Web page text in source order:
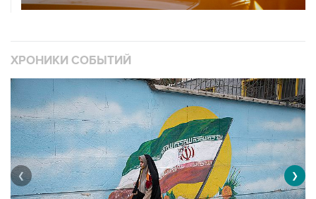
ХРОНИКИ СОБЫТИЙ
❮ ❯